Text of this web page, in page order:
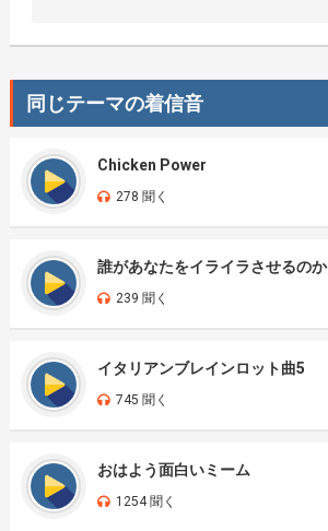
同じテーマの着信音
Chicken Power
278 聞く
誰があなたをイライラさせるのか
239 聞く
イタリアンブレインロット曲5
745 聞く
おはよう面白いミーム
1254 聞く